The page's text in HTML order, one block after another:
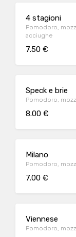
4 stagioni
Pomodoro,
acciughe
7.50 €
Speck e brie
Pomodoro,
8.00 €
Milano
Pomodoro,
7.00 €
Viennese
Pomodoro,